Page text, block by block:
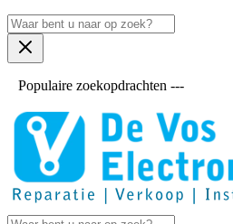
Populaire zoekopdrachten ---